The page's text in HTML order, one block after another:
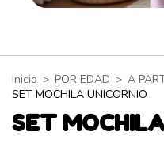
Inicio > POR EDAD > A
SET MOCHILA UNICORNIO
SET